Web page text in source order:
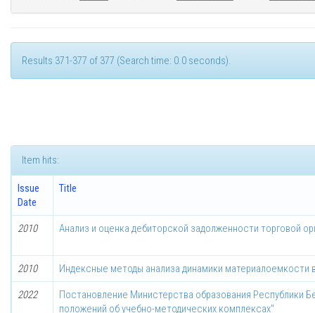
Results 371-377 of 377 (Search time: 0.0 seconds).
Item hits:
Issue
Date
Title
2010 Анализ и оценка дебиторской задолженности торговой
2010 Индексные методы анализа динамики
2022
Постановление Министерства образования Республики
положений об учебно-методических комплексах"